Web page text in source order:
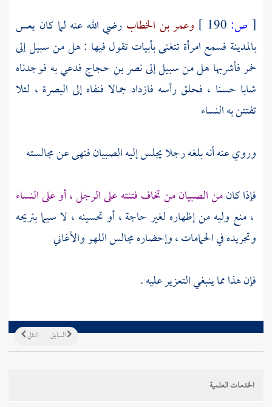
[ ص: وعمر بن الخطاب رضي الله عنه لما كان يعس
بالمدينة فسمع امرأة تتغنى بأبيات تقول فيها : هل من سبيل إلى
خمر فأشربها هل من سبيل إلىنصر بن حجاجفدعي به فوجدناه
شابا حسنا ، فحلق رأسه فازداد جمالا فنفاه إلى البصرة ، لئلا
تفتتن به النساء
وروي عنه أنه بلغه رجلا يجلس إليه الصبيان فنهى عن مجالسته
فإذا كانمن الصبيان من تخاف فتنته على الرجل ، أو على النساء
، منع وليه من إظهاره لغير حاجة ، أو تحسينه ، لا سيما بتريحه
وتجريده في الحمامات ، وإحضاره مجالس اللهو والأغاني
فإن هذا مما ينبغي التعزير عليه .
التالي السابق
الخدمات العلمية